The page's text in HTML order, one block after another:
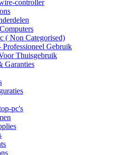
controller
( Non Categorised)
Professioneel Gebruik
Thuisgebruik
Garanties
pc's